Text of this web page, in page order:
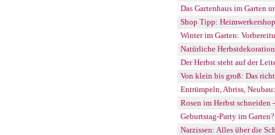
Das Gartenhaus im Garten
Shop Tipp:
Winter im Garten:
Natürliche
Der Herbst steht auf der
Von klein bis groß: Das
Entrümpeln, Abriss,
Rosen im Herbst schneiden
Geburtstag-Party im
Narzissen: Alles über die